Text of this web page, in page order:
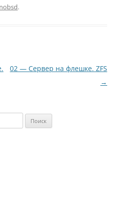
.
02 — Сервер на флешке. ZFS
→